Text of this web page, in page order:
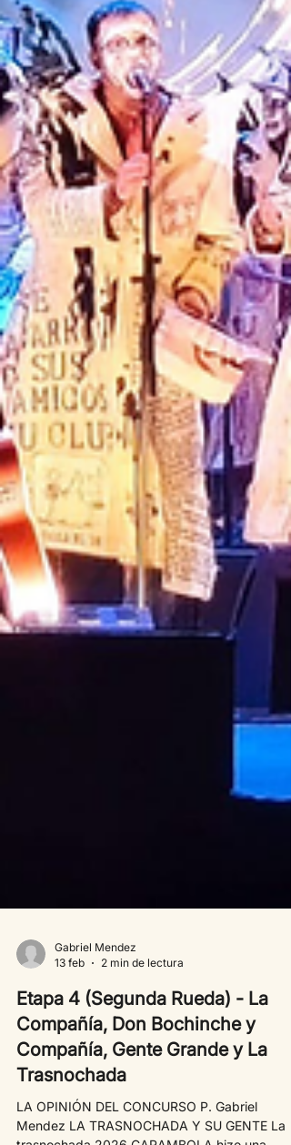
Gabriel Mendez
13 feb
2 min de lectura
Etapa 4 (Segunda Rueda) - La
Compañía, Don Bochinche y